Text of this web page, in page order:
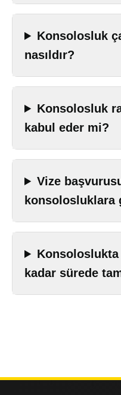
Konsolosluk
nasıldır?
Konsolosluk
kabul eder mi?
Vize
Konsoloslukta
kadar sürede